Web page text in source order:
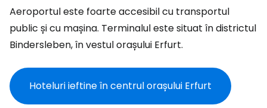
Aeroportul este foarte accesibil cu transportul
public și cu mașina. Terminalul este situat în districtul
Bindersleben, în vestul orașului Erfurt.
Hoteluri ieftine în centrul orașului Erfurt